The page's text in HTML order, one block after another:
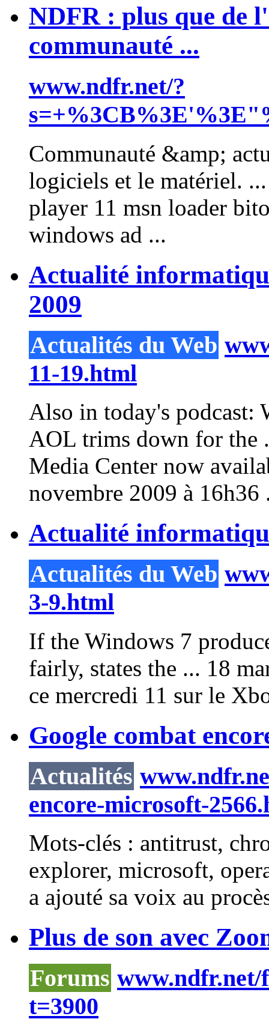
NDFR : plus que de
communauté ...
www.ndfr.net/?
Communauté &amp;
logiciels et le matériel.
player 11 msn loader
windows ad ...
Actualité
2009
Actualités du Web
11-19.html
Also in today's podcast:
AOL trims down for the
Media Center now
novembre 2009 à 16h36
Actualité
Actualités du Web
3-9.html
If the Windows 7
fairly, states the ... 18
ce mercredi 11 sur le
Google combat
Actualités
encore-microsoft-
Mots-clés : antitrust,
explorer, microsoft,
a ajouté sa voix au
Plus de son avec
Forums www.ndfr.net/
t=3900